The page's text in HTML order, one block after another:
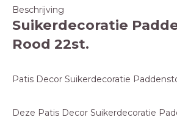
Beschrijving
Suikerdecoratie
Rood 22st.
Patis Decor Suikerdecoratie
Deze Patis Decor Suikerdecoratie